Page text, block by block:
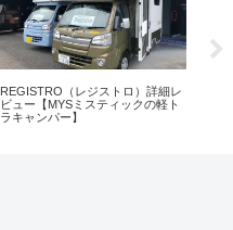
REGISTRO（レジストロ）詳細レ
ビュー【MYSミスティックの軽ト
ラキャンパー】